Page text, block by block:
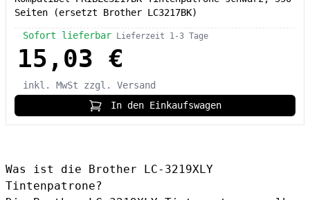
Seiten (ersetzt Brother LC3217BK)
Sofort lieferbar Lieferzeit 1-3 Tage
15,03 €
inkl. MwSt
zzgl. Versand
In den Einkaufswagen
Was ist die Brother LC-3219XLY
Tintenpatrone?